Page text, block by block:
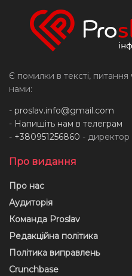
Є помилки в тексті, питання
нами:
- proslav.info@gmail.com
- Напишіть нам в телеграм
- +380951256860 - директор
Про видання
Про нас
Аудиторія
Команда Proslav
Редакційна політика
Політика виправлень
Crunchbase